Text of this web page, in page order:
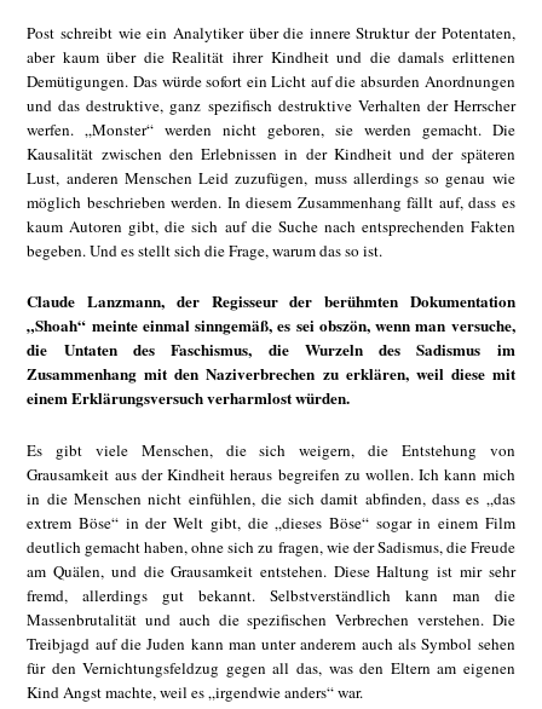
Post schreibt wie ein Analytiker über die innere Struktur der Potentaten,
aber kaum über die Realität ihrer Kindheit und die damals erlittenen
Demütigungen. Das würde sofort ein Licht auf die absurden Anordnungen
und das destruktive, ganz spezifisch destruktive Verhalten der Herrscher
werfen. „Monster“ werden nicht geboren, sie werden gemacht. Die
Kausalität zwischen den Erlebnissen in der Kindheit und der späteren
Lust, anderen Menschen Leid zuzufügen, muss allerdings so genau wie
möglich beschrieben werden. In diesem Zusammenhang fällt auf, dass es
kaum Autoren gibt, die sich auf die Suche nach entsprechenden Fakten
begeben. Und es stellt sich die Frage, warum das so ist.
Claude Lanzmann, der Regisseur der berühmten Dokumentation
„Shoah“ meinte einmal sinngemäß, es sei obszön, wenn man versuche,
die Untaten des Faschismus, die Wurzeln des Sadismus im
Zusammenhang mit den Naziverbrechen zu erklären, weil diese mit
einem Erklärungsversuch verharmlost würden.
Es gibt viele Menschen, die sich weigern, die Entstehung von
Grausamkeit aus der Kindheit heraus begreifen zu wollen. Ich kann mich
in die Menschen nicht einfühlen, die sich damit abfinden, dass es „das
extrem Böse“ in der Welt gibt, die „dieses Böse“ sogar in einem Film
deutlich gemacht haben, ohne sich zu fragen, wie der Sadismus, die Freude
am Quälen, und die Grausamkeit entstehen. Diese Haltung ist mir sehr
fremd, allerdings gut bekannt. Selbstverständlich kann man die
Massenbrutalität und auch die spezifischen Verbrechen verstehen. Die
Treibjagd auf die Juden kann man unter anderem auch als Symbol sehen
für den Vernichtungsfeldzug gegen all das, was den Eltern am eigenen
Kind Angst machte, weil es „irgendwie anders“ war.